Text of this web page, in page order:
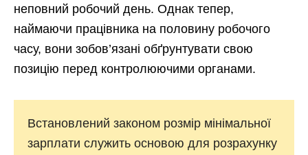
неповний робочий день. Однак тепер,
наймаючи працівника на половину робочого
часу, вони зобов’язані обґрунтувати свою
позицію перед контролюючими органами.
Встановлений законом розмір мінімальної
зарплати служить основою для розрахунку